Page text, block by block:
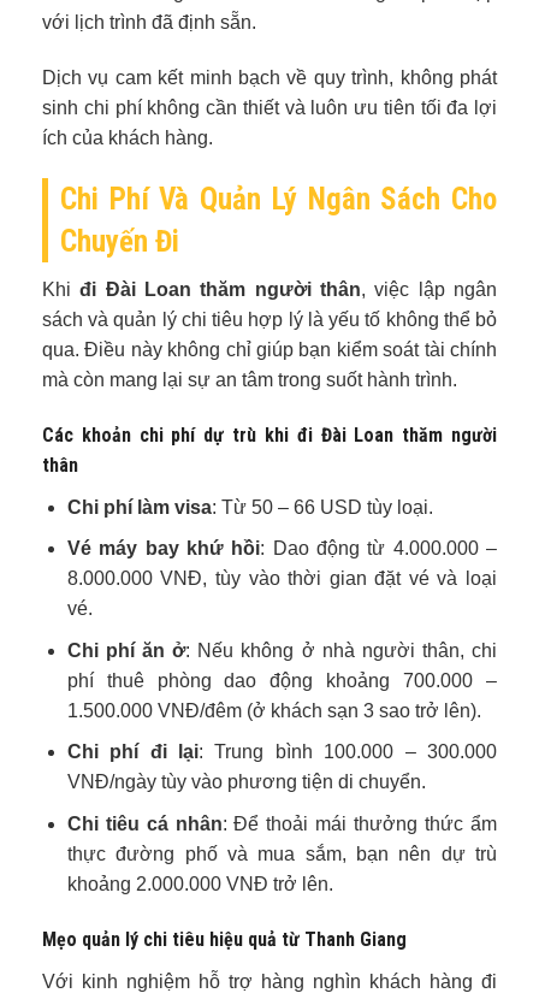
với lịch trình đã định sẵn.
Dịch vụ cam kết minh bạch về quy trình, không phát
sinh chi phí không cần thiết và luôn ưu tiên tối đa lợi
ích của khách hàng.
Chi Phí Và Quản Lý Ngân Sách Cho
Chuyến Đi
Khiđi Đài Loan thăm người thân, việc lập ngân
sách và quản lý chi tiêu hợp lý là yếu tố không thể bỏ
qua. Điều này không chỉ giúp bạn kiểm soát tài chính
mà còn mang lại sự an tâm trong suốt hành trình.
Các khoản chi phí dự trù khi đi Đài Loan thăm người
thân
Chi phí làm visa: Từ 50 – 66 USD tùy loại.
Vé máy bay khứ hồi: Dao động từ 4.000.000 –
8.000.000 VNĐ, tùy vào thời gian đặt vé và loại
vé.
Chi phí ăn ở: Nếu không ở nhà người thân, chi
phí thuê phòng dao động khoảng 700.000 –
1.500.000 VNĐ/đêm (ở khách sạn 3 sao trở lên).
Chi phí đi lại: Trung bình 100.000 – 300.000
VNĐ/ngày tùy vào phương tiện di chuyển.
Chi tiêu cá nhân: Để thoải mái thưởng thức ẩm
thực đường phố và mua sắm, bạn nên dự trù
khoảng 2.000.000 VNĐ trở lên.
Mẹo quản lý chi tiêu hiệu quả từ Thanh Giang
Với kinh nghiệm hỗ trợ hàng nghìn khách hàng đi